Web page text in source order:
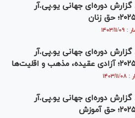
دوره‌ای جهانی یو.پی.آر
دوره‌ای جهانی یو.پی.آر
دوره‌ای جهانی یو.پی.آر